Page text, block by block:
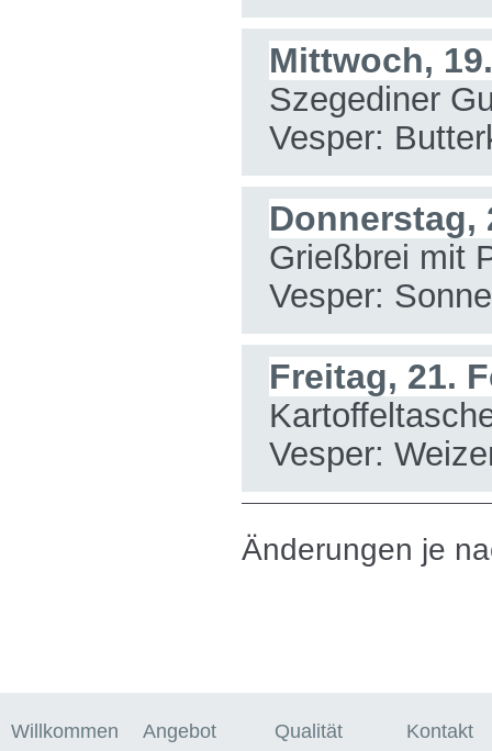
Mittwoch,
Szegediner
Vesper:
Donnerstag,
Grießbrei mit
Vesper:
Freitag, 21.
Vesper:
Änderungen je
Willkommen Angebot Qualität Kontakt